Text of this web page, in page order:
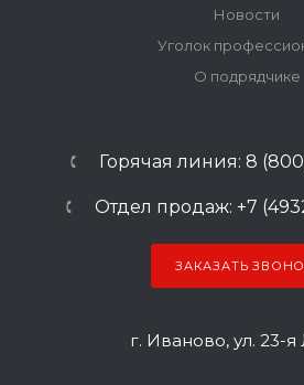
Новости
Уголок
О подрядчике
Горячая линия: 8
Отдел продаж: +7
ЗАКАЗАТЬ
г. Иваново, ул. 23-я